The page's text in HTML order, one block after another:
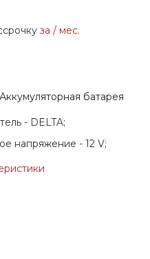
за/ мес.
батарея
- DELTA;
напряжение -12 V;